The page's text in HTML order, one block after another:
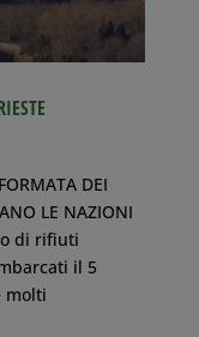
DEI
LE NAZIONI
di rifiuti
il 5
molti